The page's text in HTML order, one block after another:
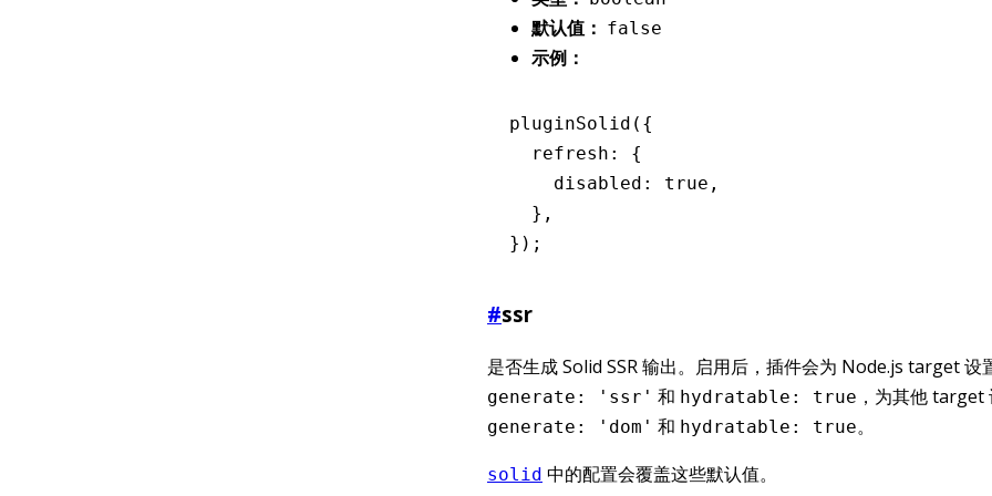
默认值： false
示例：
pluginSolid ({
  refresh
:
{
    disabled
: true ,
  }
,
});
#ssr
是否生成 Solid SSR 输出。启用后，插件会为 Node.js target 设
generate: 'ssr' 和 hydratable: true ，为其他 target
generate: 'dom' 和 hydratable: true。
solid 中的配置会覆盖这些默认值。